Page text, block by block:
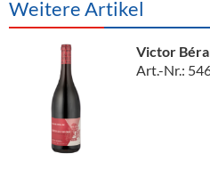
Weitere Artikel
Victor
Art.-Nr.: